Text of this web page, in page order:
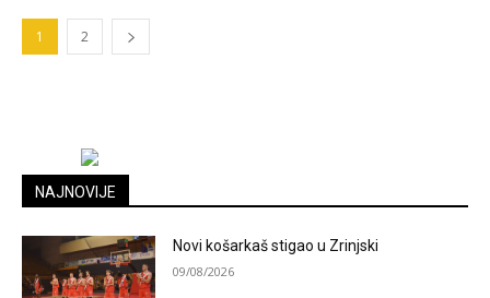
1 2
NAJNOVIJE
Novi košarkaš stigao u Zrinjski
09/08/2026